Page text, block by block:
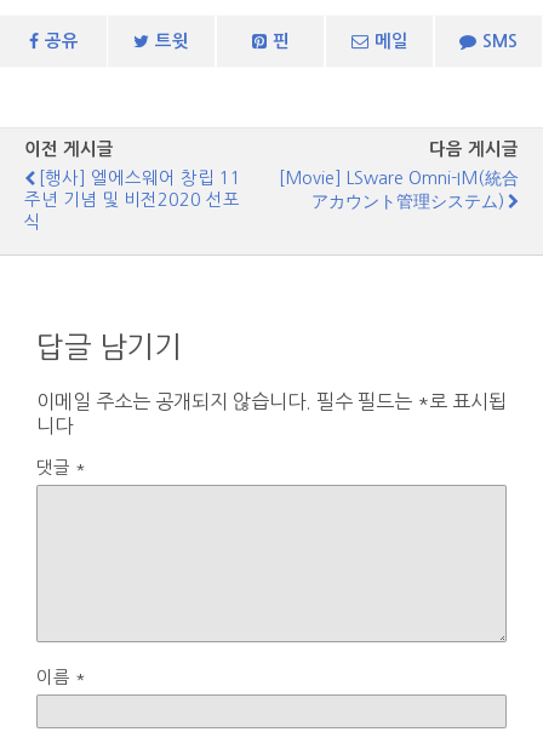
공유 트윗 핀 메일 SMS
이전 게시글
[행사] 엘에스웨어 창립 11
주년 기념 및 비전2020 선포
식
다음 게시글
[Movie] LSware Omni-IM(統合
アカウント管理システム)
답글 남기기
이메일 주소는 공개되지 않습니다. 필수 필드는 * 로 표시됩
니다
댓글 *
이름 *